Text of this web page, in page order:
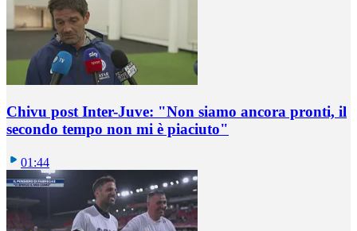
Chivu post Inter-Juve: "Non siamo ancora pronti, il
secondo tempo non mi è piaciuto"
01:44